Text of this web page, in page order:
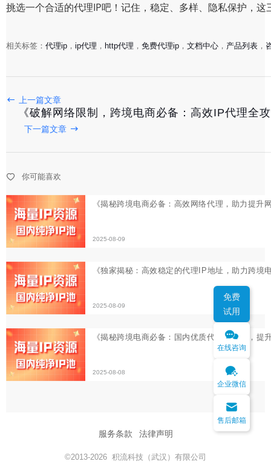
挑选一个合适的代理IP吧！记住，稳定、多样、隐私保护，
相关标签： 代理ip ， ip代理 ， http代理 ， 免费代理ip ， 文档中心 ， 产品列表 ，
上一篇文章
《破解网络限制，跨境电商必备：高效IP代理全
下一篇文章
你可能喜欢
2025-08-09
《揭秘跨境电商必备：国内优质代理IP推荐，提升爬虫效
2025-08-08
服务条款 法律声明
©2013-2026 积流科技（武汉）有限公司
免费
试用
在线咨询
企业微信
售后邮箱